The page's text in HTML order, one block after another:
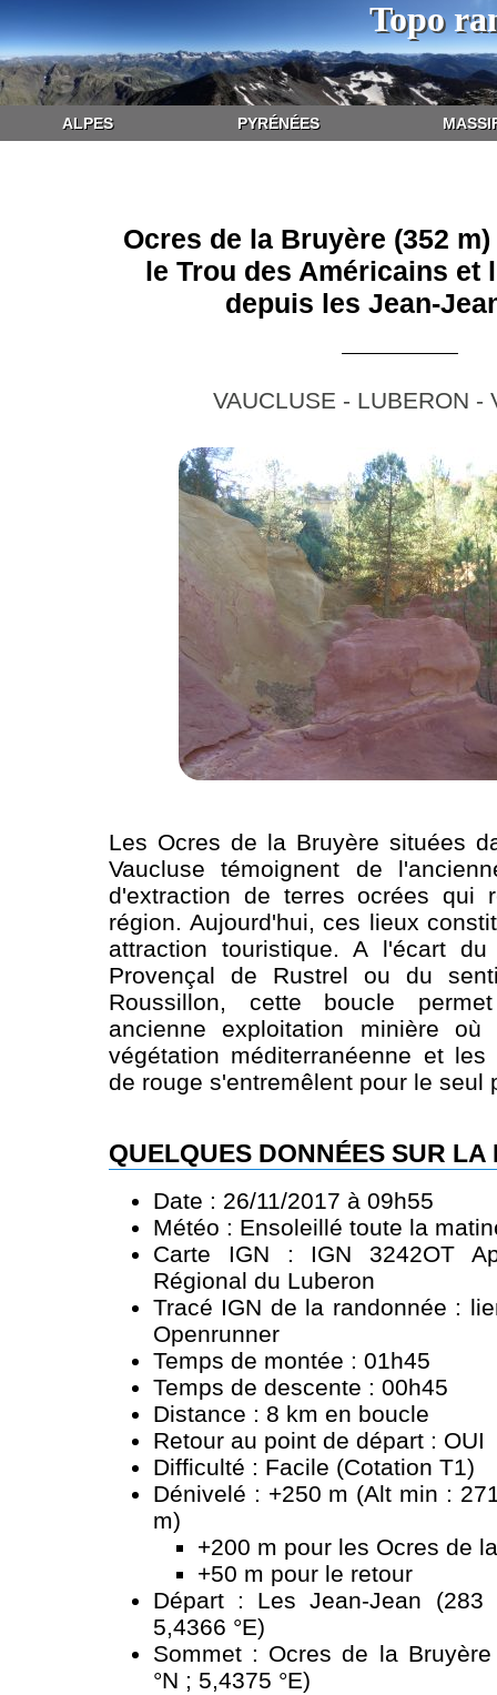
Topo
ALPES PYRÉNÉES
Ocres de la Bruyère (352
le Trou des Américains et
depuis les Jean-
VAUCLUSE - LUBERON -
Les Ocres de la Bruyère situées
Vaucluse témoignent de
d'extraction de terres ocrées qui
région. Aujourd'hui, ces lieux
attraction touristique. A l'écart du
Provençal de Rustrel ou du
Roussillon, cette boucle
ancienne exploitation minière
végétation méditerranéenne et les
de rouge s'entremêlent pour le seul
QUELQUES DONNÉES SUR LA
Date : 26/11/2017 à 09h55
Météo : Ensoleillé toute la
Carte IGN : IGN 3242OT
Régional du Luberon
Tracé IGN de la randonnée :
Openrunner
Temps de montée : 01h45
Temps de descente : 00h45
Distance : 8 km en boucle
Retour au point de départ : OUI
Difficulté : Facile (Cotation T1)
Dénivelé : +250 m (Alt min :
m)
+200 m pour les Ocres de
+50 m pour le retour
Départ : Les Jean-Jean (283
5,4366 °E)
Sommet : Ocres de la
°N ; 5,4375 °E)